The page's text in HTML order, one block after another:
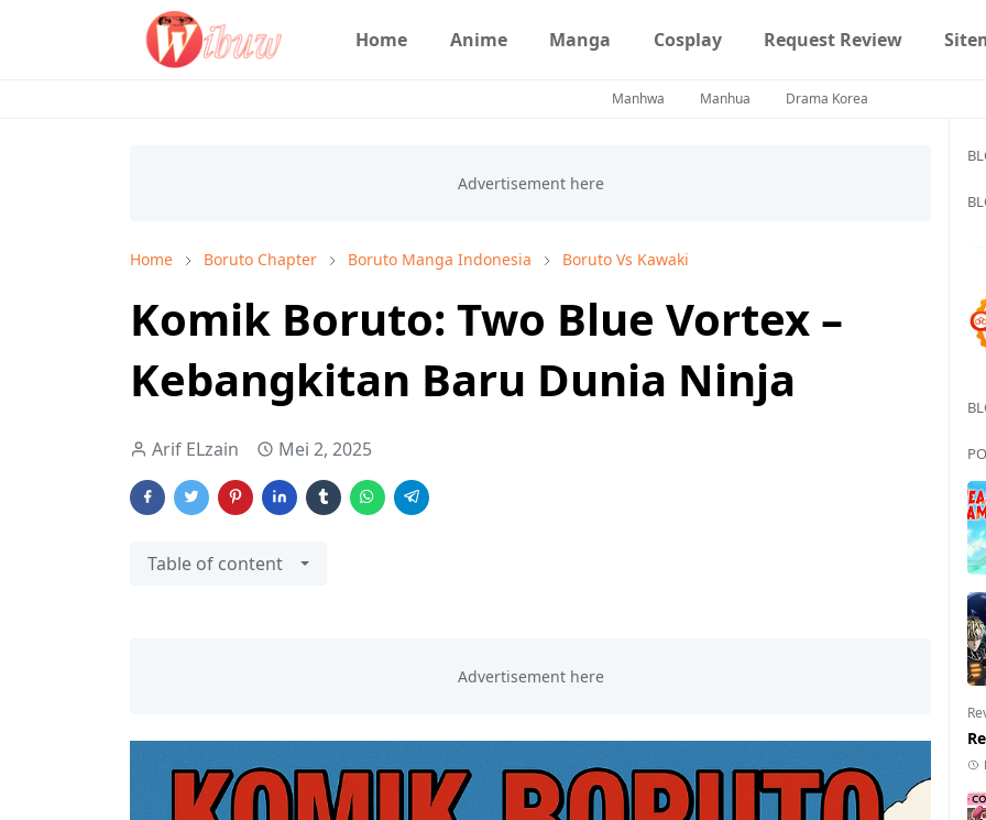
Home Anime Manga Cosplay Request Review
Manhwa Manhua Drama Korea
Home Boruto Chapter Boruto Manga Indonesia Boruto Vs Kawaki
Komik Boruto: Two Blue Vortex –
Kebangkitan Baru Dunia Ninja
Arif ELzain Mei 2, 2025
Table of content